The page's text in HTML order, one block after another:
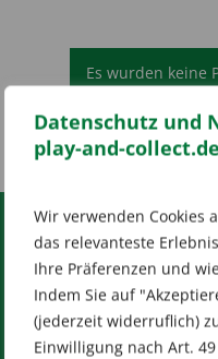
Datenschutz und
play-and-collect.de
Wir verwenden Cookies
das relevanteste
Ihre Präferenzen und
Indem Sie auf
(jederzeit widerruflich)
Einwilligung nach Art. 49
Es wurden keine
deiner Auswahl
Impressum